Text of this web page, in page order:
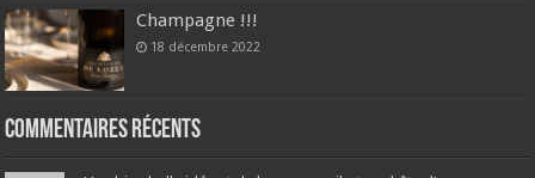
Champagne !!!
18 décembre 2022
Commentaires récents